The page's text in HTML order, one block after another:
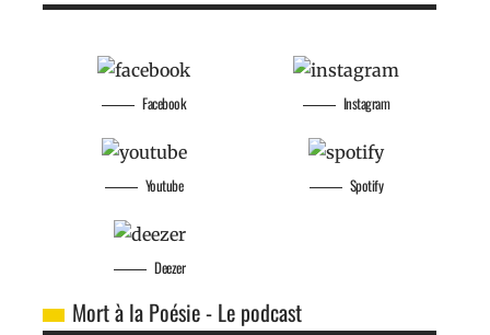
Facebook
Youtube
Instagram
Spotify
Deezer
Mort à la Poésie - Le podcast